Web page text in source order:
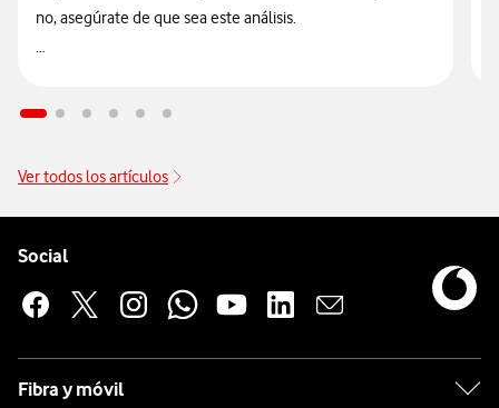
no, asegúrate de que sea este análisis.
Galaxy Watch Ultra2 financiado
Ver todos los artículos
Social
Fibra y móvil